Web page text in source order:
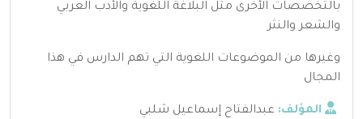
بالتخصصات الأخرى مثل البلاغة اللغوية والأدب العربي
والشعر والنثر
وغيرها من الموضوعات اللغوية التي تهم الدارس في هذا
المجال
المؤلف: عبدالفتاح إسماعيل شلبي